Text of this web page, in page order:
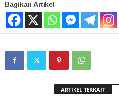
Bagikan Artikel
ARTIKEL TERKAIT